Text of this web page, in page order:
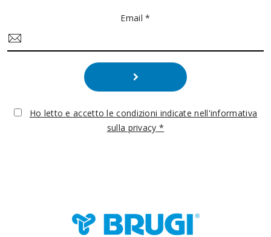
Email *
Ho letto e accetto le condizioni indicate nell'informativa
sulla privacy *